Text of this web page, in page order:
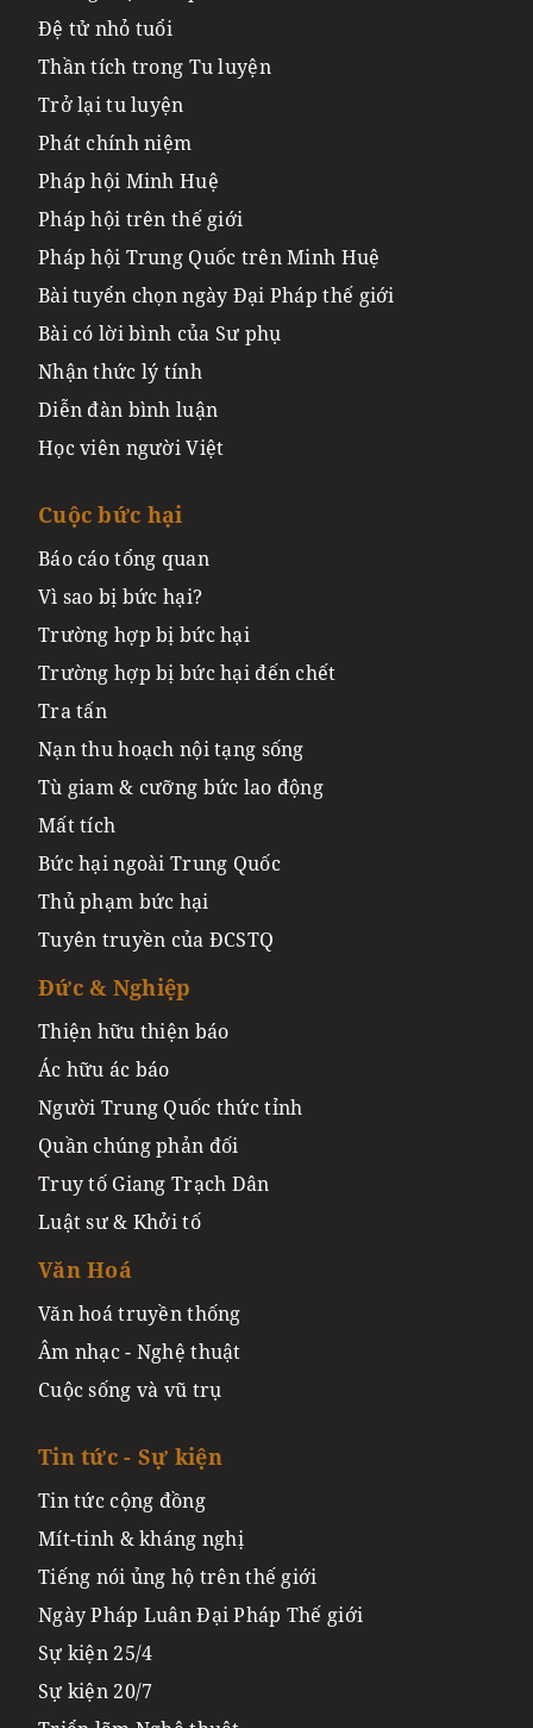
Đệ tử nhỏ tuổi
Thần tích trong Tu luyện
Trở lại tu luyện
Phát chính niệm
Pháp hội Minh Huệ
Pháp hội trên thế giới
Pháp hội Trung Quốc trên Minh Huệ
Bài tuyển chọn ngày Đại Pháp thế giới
Bài có lời bình của Sư phụ
Nhận thức lý tính
Diễn đàn bình luận
Học viên người Việt
Cuộc bức hại
Báo cáo tổng quan
Vì sao bị bức hại?
Trường hợp bị bức hại
Trường hợp bị bức hại đến chết
Tra tấn
Nạn thu hoạch nội tạng sống
Tù giam & cưỡng bức lao động
Mất tích
Bức hại ngoài Trung Quốc
Thủ phạm bức hại
Tuyên truyền của ĐCSTQ
Đức & Nghiệp
Thiện hữu thiện báo
Ác hữu ác báo
Người Trung Quốc thức tỉnh
Quần chúng phản đối
Truy tố Giang Trạch Dân
Luật sư & Khởi tố
Văn Hoá
Văn hoá truyền thống
Âm nhạc - Nghệ thuật
Cuộc sống và vũ trụ
Tin tức - Sự kiện
Tin tức cộng đồng
Mít-tinh & kháng nghị
Tiếng nói ủng hộ trên thế giới
Ngày Pháp Luân Đại Pháp Thế giới
Sự kiện 25/4
Sự kiện 20/7